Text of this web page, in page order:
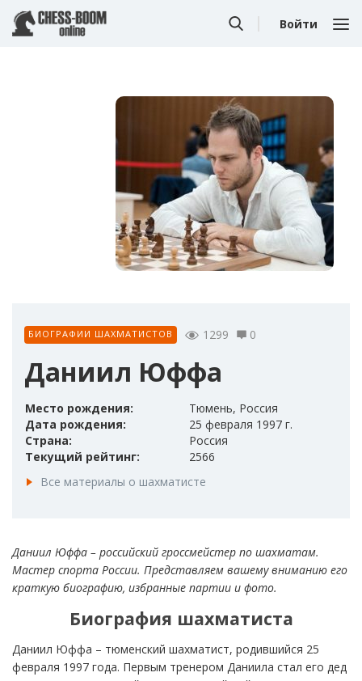
Войти
БИОГРАФИИ ШАХМАТИСТОВ 1299 0
Даниил Юффа
Место рождения:
Тюмень, Россия
Дата рождения:
25 февраля 1997 г.
Страна:
Россия
Текущий рейтинг:
2566
Все материалы о шахматисте
Даниил Юффа – российский гроссмейстер по шахматам.
Мастер спорта России. Представляем вашему вниманию его
краткую биографию, избранные партии и фото.
Биография шахматиста
Даниил Юффа – тюменский шахматист, родившийся 25
февраля 1997 года. Первым тренером Даниила стал его дед